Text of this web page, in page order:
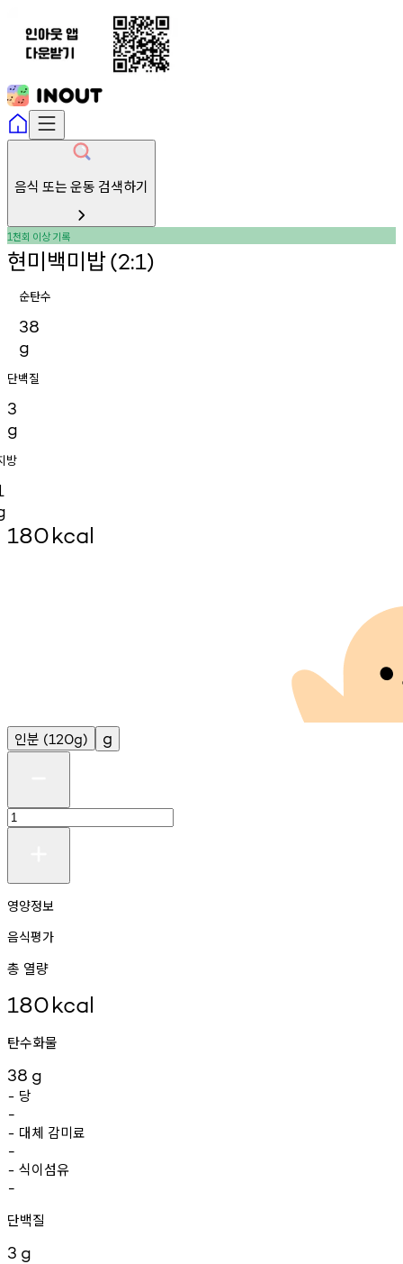
음식 또는 운동 검색하기
1천회 이상기록
현미백미밥(2:1)
순탄수
38
g
단백질
3
g
방
180kcal
인분 (120g) g
영양정보
음식평가
총 열량
180kcal
탄수화물
38 g
- 당
-
- 대체 감미료
-
- 식이섬유
-
단백질
3 g